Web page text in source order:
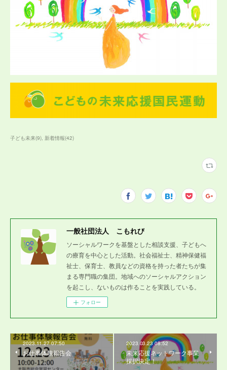
子ども未来(9) 新着情報(42)
一般社団法人 こもれび
ソーシャルワークを基盤とした相談支援、子どもへ
の療育を中心とした活動。社会福祉士、精神保健福
祉士、保育士、教員などの資格を持った者たちが集
まる専門職の集団。地域へのソーシャルアクション
を起こし、ないものは作ることを実践している。
フォロー
2023.11.27 07:50
お仕事体験報告会
2023.03.23 08:52
未来応援ネットワーク事業
採択決定！